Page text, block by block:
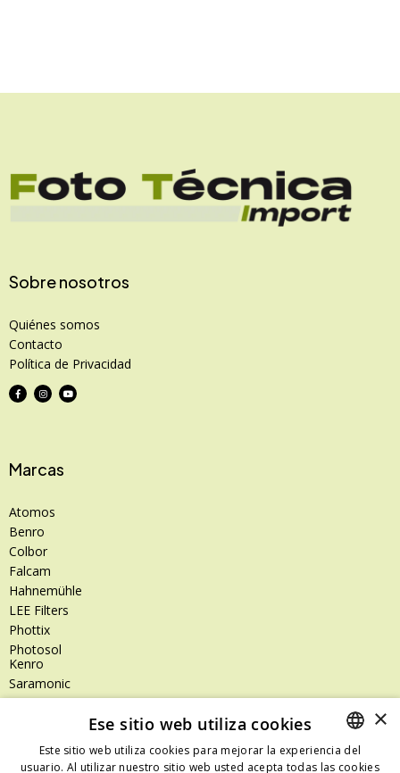
Sobre nosotros
Quiénes somos
Contacto
Política de Privacidad
Marcas
Atomos
Benro
Colbor
Falcam
Hahnemühle
LEE Filters
Phottix
Photosol
Kenro
Saramonic
Shimoda
SanDisk Professional
Tenba
SPANISH
×
Ese sitio web utiliza cookies
Este sitio web utiliza cookies para mejorar la experiencia del
usuario. Al utilizar nuestro sitio web usted acepta todas las cookies